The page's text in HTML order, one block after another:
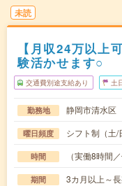
未読
【月収24万以上
験活かせます○
交通費別途支給あり 土
勤務地 静岡市清水区
曜日頻度 シフト制（土/
時間 （実働8時間
期間 3カ月以上～